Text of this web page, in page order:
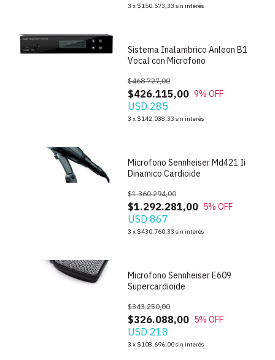
3 x $150.573,33 sin interés
Sistema Inalambrico Anleon B1
Vocal con Microfono
$426.115,00
$468.727,00
9% OFF
USD 285
3 x $142.038,33 sin interés
Microfono Sennheiser Md421 Ii
Dinamico Cardioide
$1.292.281,00
$1.360.294,00
5% OFF
USD 867
3 x $430.760,33 sin interés
Microfono Sennheiser E609
Supercardioide
$326.088,00
$343.250,00
5% OFF
USD 218
3 x $108.696,00sin interés